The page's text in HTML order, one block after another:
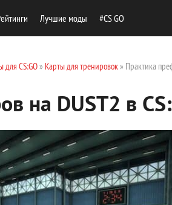
Лучшие моды #CS GO
для CS:GO» Карты для тренировок» Практика
на DUST2 в